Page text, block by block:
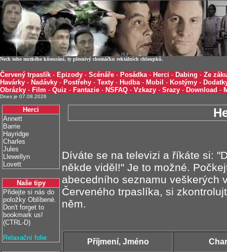
Nech toho mrzkého kňourání, ty plesnivý chomáčku rektálních chloupků.
Červený trpaslík - Epizody - Scénáře - Posádka- Herci - Dabing - Ze
Havárky - Nadávky - Postřehy - Texty - Hudba- Mobil - Kostýmy -
Obrázky - Film - Quiz - Fantazie - NSFAQ - Vzkazy - Srazy - Download -
Dnes je 07.08.2026
Herci
Annett
Barrie
Hayridge
Charles
Jules
Llewellyn
Lovett
Naše tipy
Přidejte si nás do
položky Oblíbené.
Don't forget to
bookmark us!
(CTRL-D)
Relaxační folie
Díváte se na televizi a říkáte si:
někde viděl!" Je to možné.
abecedního seznamu veškerých
Červeného trpaslíka, si
něm.
Příjmení, Jméno